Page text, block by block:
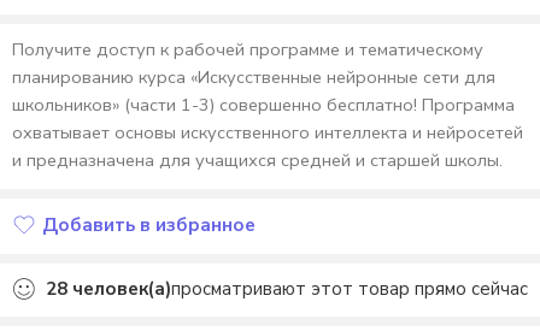
Получите доступ к рабочей программе и тематическому
планированию курса «Искусственные нейронные сети для
школьников» (части 1-3) совершенно бесплатно! Программа
охватывает основы искусственного интеллекта и нейросетей
и предназначена для учащихся средней и старшей школы.
Добавить в избранное
28 человек(а)просматривают этот товар прямо сейчас